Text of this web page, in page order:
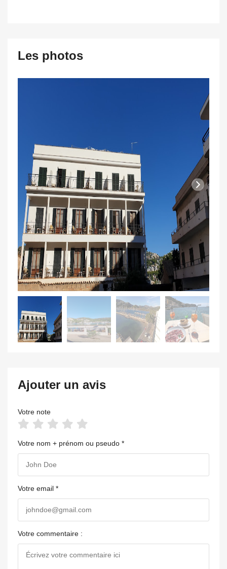
Les photos
Ajouter un avis
Votre note
Votre nom + prénom ou pseudo *
Votre email *
Votre commentaire :